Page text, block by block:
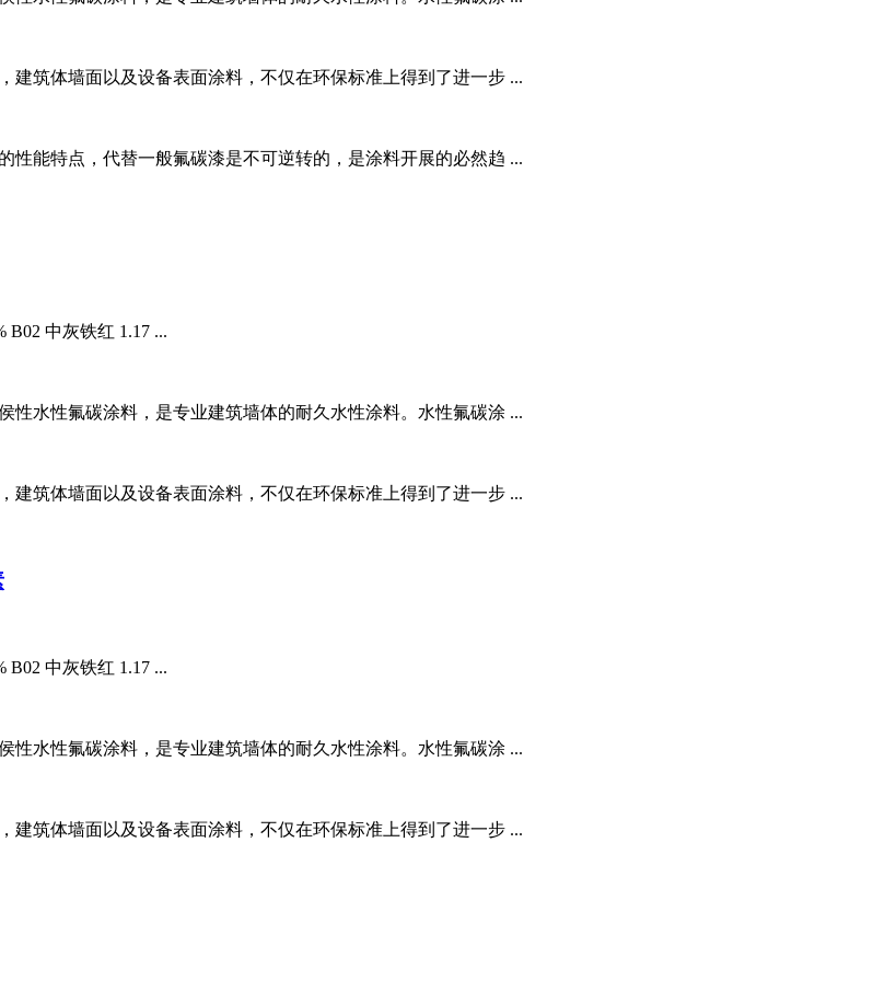
体墙面以及设备表面涂料，不仅在环保标准上得到了进一步 ...
能特点，代替一般氟碳漆是不可逆转的，是涂料开展的必然趋 ...
B02 中灰铁红 1.17 ...
水性氟碳涂料，是专业建筑墙体的耐久水性涂料。水性氟碳涂 ...
体墙面以及设备表面涂料，不仅在环保标准上得到了进一步 ...
B02 中灰铁红 1.17 ...
水性氟碳涂料，是专业建筑墙体的耐久水性涂料。水性氟碳涂 ...
体墙面以及设备表面涂料，不仅在环保标准上得到了进一步 ...